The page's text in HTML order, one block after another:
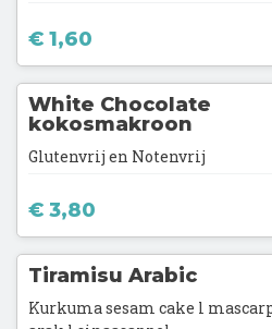
€ 1,60
White Chocolate
kokosmakroon
Glutenvrij en Notenvrij
€ 3,80
Tiramisu Arabic
Kurkuma sesam cake l